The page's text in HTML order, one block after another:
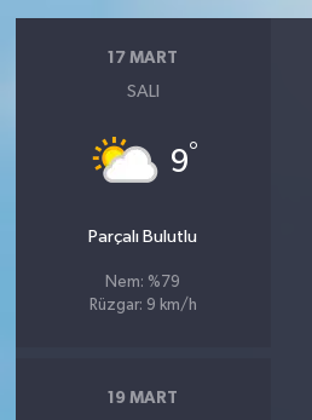
17 MART
SALI
9°
Parçalı Bulutlu
Nem: %79
Rüzgar: 9 km/h
19 MART